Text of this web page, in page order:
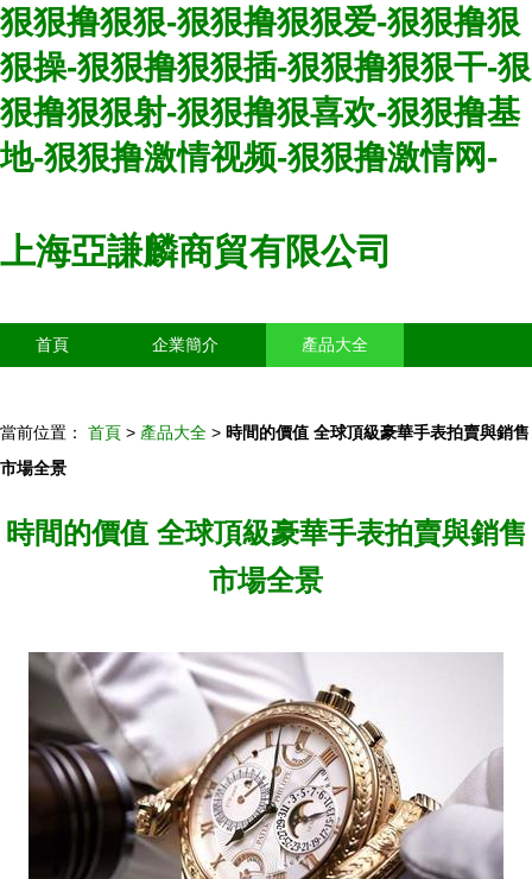
狠狠撸狠狠-狠狠撸狠狠爱-狠狠撸狠
狠操-狠狠撸狠狠插-狠狠撸狠狠干-狠
狠撸狠狠射-狠狠撸狠喜欢-狠狠撸基
地-狠狠撸激情视频-狠狠撸激情网-
上海亞謙麟商貿有限公司
首頁 企業簡介 產品大全
當前位置： 首頁 > 產品大全 > 時間的價值 全球頂級豪華手表拍賣與銷售
市場全景
時間的價值 全球頂級豪華手表拍賣與銷售
市場全景